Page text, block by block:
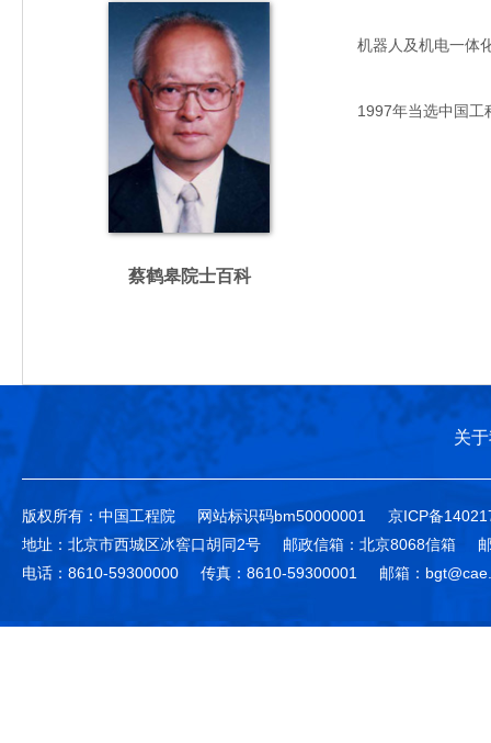
蔡鹤皋院士百科
机器人及机电一体化
1997年当选中国工
关
版权所有：中国工程院 网站标识码bm50000001
京ICP备
地址：北京市西城区冰窖口胡同2号
邮政信箱：北京8068信箱
电话：8610-59300000
传真：8610-59300001 邮箱：